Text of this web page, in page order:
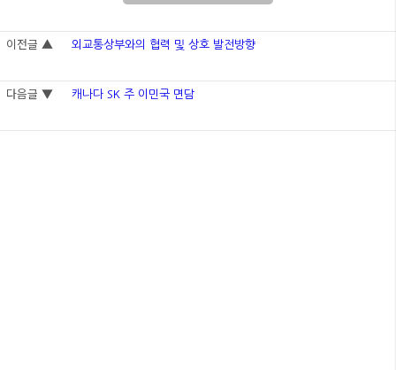
이전글 ▲ 외교통상부와의 협력 및 상호 발전방향
다음글 ▼ 캐나다 SK 주 이민국 면담